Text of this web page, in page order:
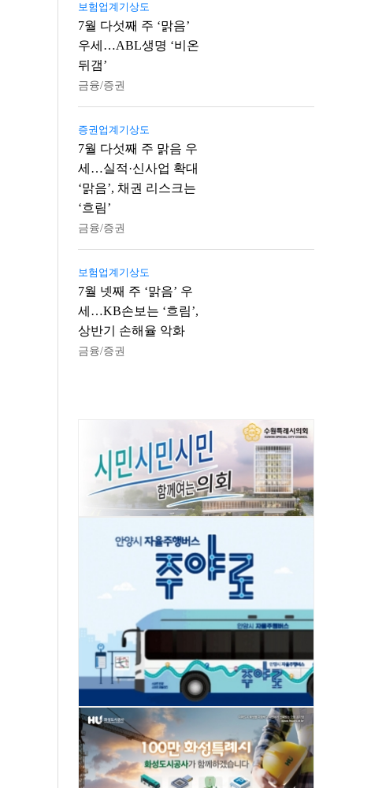
보험업계기상도
7월 다섯째 주 ‘맑음’
우세…ABL생명 ‘비온
뒤갬’
금융/증권
증권업계기상도
7월 다섯째 주 맑음 우
세…실적·신사업 확대
‘맑음’, 채권 리스크는
‘흐림’
금융/증권
보험업계기상도
7월 넷째 주 ‘맑음’ 우
세…KB손보는 ‘흐림’,
상반기 손해율 악화
금융/증권